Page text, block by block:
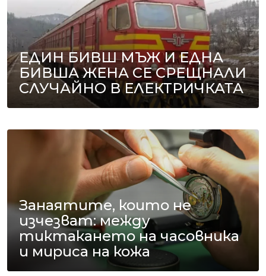
ЕДИН БИВШ МЪЖ И ЕДНА
БИВША ЖЕНА СЕ СРЕЩНАЛИ
СЛУЧАЙНО В ЕЛЕКТРИЧКАТА
Занаятите, които не
изчезват: между
тиктакането на часовника
и мириса на кожа